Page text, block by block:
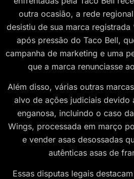
outra ocasião, a rede regional
desistiu de sua marca registrada
após pressão do Taco Bell,
campanha de marketing e uma
que a marca renunciasse
Além disso, várias outras
alvo de ações judiciais devido
enganosa, incluindo o caso
Wings, processada em março
e vender asas desossadas
autênticas asas de
Essas disputas legais